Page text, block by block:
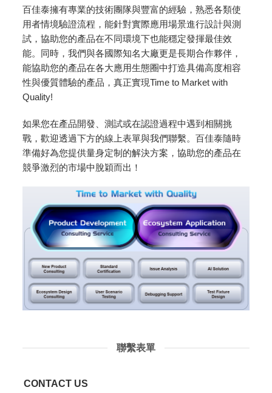
百佳泰擁有專業的技術團隊與豐富的經驗，熟悉各類使
用者情境驗證流程，能針對實際應用場景進行設計與測
試，協助您的產品在不同環境下也能穩定發揮最佳效
能。同時，我們與各國際知名大廠更是長期合作夥伴，
能協助您的產品在各大應用生態圈中打造具備高度相容
性與優質體驗的產品，真正實現Time to Market with
Quality!
如果您在產品開發、測試或在認證過程中遇到相關挑
戰，歡迎透過下方的線上表單與我們聯繫。百佳泰隨時
準備好為您提供量身定制的解決方案，協助您的產品在
競爭激烈的市場中脫穎而出！
聯繫表單
CONTACT US